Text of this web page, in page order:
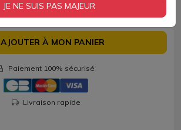
AJOUTER À MON PANIER
Paiement 100% sécurisé
Livraison rapide
JE NE SUIS PAS MAJEUR